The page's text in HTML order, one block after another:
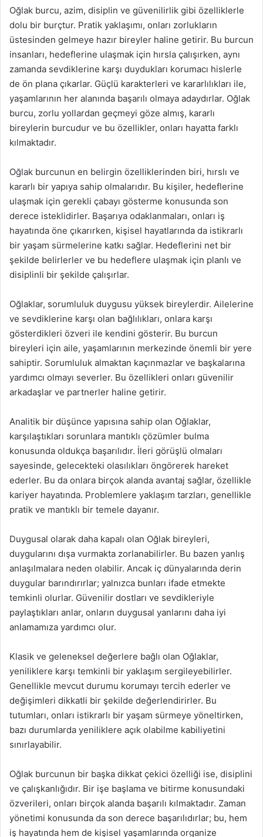
Oğlak burcu, azim, disiplin ve güvenilirlik gibi özelliklerle
dolu bir burçtur. Pratik yaklaşımı, onları zorlukların
üstesinden gelmeye hazır bireyler haline getirir. Bu burcun
insanları, hedeflerine ulaşmak için hırsla çalışırken, aynı
zamanda sevdiklerine karşı duydukları korumacı hislerle
de ön plana çıkarlar. Güçlü karakterleri ve kararlılıkları ile,
yaşamlarının her alanında başarılı olmaya adaydırlar. Oğlak
burcu, zorlu yollardan geçmeyi göze almış, kararlı
bireylerin burcudur ve bu özellikler, onları hayatta farklı
kılmaktadır.
Oğlak burcunun en belirgin özelliklerinden biri, hırslı ve
kararlı bir yapıya sahip olmalarıdır. Bu kişiler, hedeflerine
ulaşmak için gerekli çabayı gösterme konusunda son
derece isteklidirler. Başarıya odaklanmaları, onları iş
hayatında öne çıkarırken, kişisel hayatlarında da istikrarlı
bir yaşam sürmelerine katkı sağlar. Hedeflerini net bir
şekilde belirlerler ve bu hedeflere ulaşmak için planlı ve
disiplinli bir şekilde çalışırlar.
Oğlaklar, sorumluluk duygusu yüksek bireylerdir. Ailelerine
ve sevdiklerine karşı olan bağlılıkları, onlara karşı
gösterdikleri özveri ile kendini gösterir. Bu burcun
bireyleri için aile, yaşamlarının merkezinde önemli bir yere
sahiptir. Sorumluluk almaktan kaçınmazlar ve başkalarına
yardımcı olmayı severler. Bu özellikleri onları güvenilir
arkadaşlar ve partnerler haline getirir.
Analitik bir düşünce yapısına sahip olan Oğlaklar,
karşılaştıkları sorunlara mantıklı çözümler bulma
konusunda oldukça başarılıdır. İleri görüşlü olmaları
sayesinde, gelecekteki olasılıkları öngörerek hareket
ederler. Bu da onlara birçok alanda avantaj sağlar, özellikle
kariyer hayatında. Problemlere yaklaşım tarzları, genellikle
pratik ve mantıklı bir temele dayanır.
Duygusal olarak daha kapalı olan Oğlak bireyleri,
duygularını dışa vurmakta zorlanabilirler. Bu bazen yanlış
anlaşılmalara neden olabilir. Ancak iç dünyalarında derin
duygular barındırırlar; yalnızca bunları ifade etmekte
temkinli olurlar. Güvenilir dostları ve sevdikleriyle
paylaştıkları anlar, onların duygusal yanlarını daha iyi
anlamamıza yardımcı olur.
Klasik ve geleneksel değerlere bağlı olan Oğlaklar,
yeniliklere karşı temkinli bir yaklaşım sergileyebilirler.
Genellikle mevcut durumu korumayı tercih ederler ve
değişimleri dikkatli bir şekilde değerlendirirler. Bu
tutumları, onları istikrarlı bir yaşam sürmeye yöneltirken,
bazı durumlarda yeniliklere açık olabilme kabiliyetini
sınırlayabilir.
Oğlak burcunun bir başka dikkat çekici özelliği ise, disiplini
ve çalışkanlığıdır. Bir işe başlama ve bitirme konusundaki
özverileri, onları birçok alanda başarılı kılmaktadır. Zaman
yönetimi konusunda da son derece başarılıdırlar; bu, hem
iş hayatında hem de kişisel yaşamlarında organize